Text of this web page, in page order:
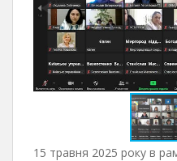
15 травня 2025 року в